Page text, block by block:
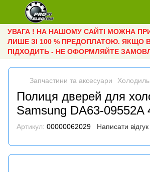
УВАГА ! НА НАШОМУ САЙТІ МОЖНА
ЛИШЕ ЗІ 100 % ПРЕДОПЛАТОЮ. ЯКЩО
ПІДХОДИТЬ - НЕ ОФОРМЛЯЙТЕ
Запчастини та аксесуари
Полиця дверей для
Samsung DA63-09552A
Артикул: 00000062029 Написати відгук